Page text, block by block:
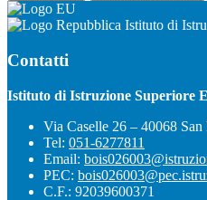
Istituto di
Contatti
Istituto di Istruzione Superiore
Via Caselle 26 – 40068
Tel: 051-6277811
Email:
PEC:
C.F.: 92039600371